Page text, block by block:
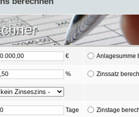
€ Anlagesumme
% Zinssatz
Tage Zinstage